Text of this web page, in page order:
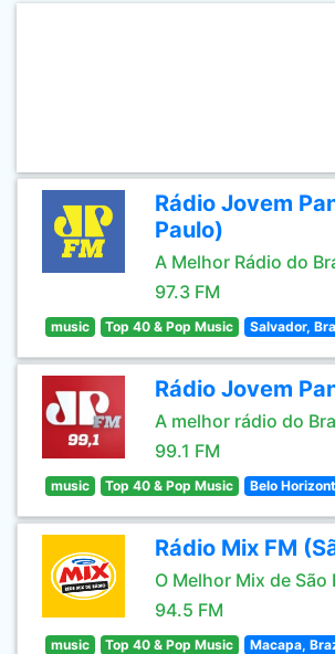
Rádio Jovem
Paulo)
A Melhor Rádio do
97.3 FM
music Top 40 & Pop Music Salvador,
Rádio Jovem
A melhor rádio do
99.1 FM
music Top 40 & Pop Music Belo
Rádio Mix FM
O Melhor Mix de São
94.5 FM
music Top 40 & Pop Music Macapa,